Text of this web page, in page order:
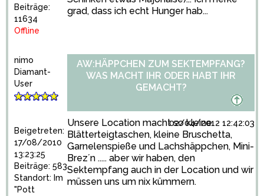
Beiträge:
11634
Offline
grad, dass ich echt Hunger hab...
nimo
Diamant-
User
Beigetreten:
17/08/2010
13:23:25
Beiträge: 583
Standort: Im
"Pott
AW:HÄPPCHEN ZUM SEKTEMPFANG?
WAS MACHT IHR ODER HABT IHR
GEMACHT?
02/04/2012 12:42:03
Unsere Location macht so kleine
Blätterteigtaschen, kleine Bruschetta,
Garnelenspieße und Lachshäppchen, Mini-
Brez´n ..... aber wir haben, den
Sektempfang auch in der Location und wir
müssen uns um nix kümmern.